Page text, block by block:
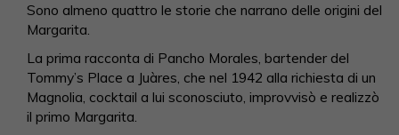
Sono almeno quattro le storie che narrano delle origini del
Margarita.
La prima racconta di Pancho Morales, bartender del
Tommy’s Place a Juàres, che nel 1942 alla richiesta di un
Magnolia, cocktail a lui sconosciuto, improvvisò e realizzò
il primo Margarita.